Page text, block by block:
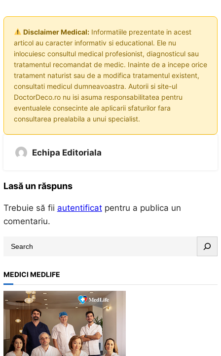
Disclaimer Medical:Informatiile prezentate in acest
articol au caracter informativ si educational. Ele nu
inlocuiesc consultul medical profesionist, diagnosticul sau
tratamentul recomandat de medic. Inainte de a incepe orice
tratament naturist sau de a modifica tratamentul existent,
consultati medicul dumneavoastra. Autorii si site-ul
DoctorDeco.ro nu isi asuma responsabilitatea pentru
eventualele consecinte ale aplicarii sfaturilor fara
consultarea prealabila a unui specialist.
Echipa Editoriala
Lasă un răspuns
Trebuie să fii autentificatpentru a publica un
comentariu.
r
c
h
MEDICI MEDLIFE